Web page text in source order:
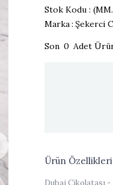
Stok Kodu
Marka: Şekerci
0
Ürün Özellikleri
Dubai Çikolatası -